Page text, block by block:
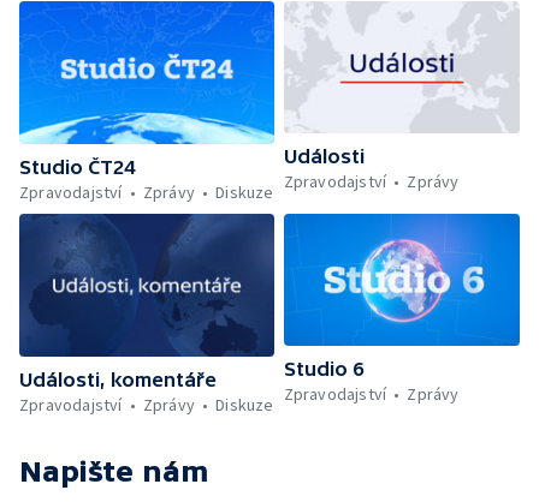
Studio ČT24
Zpravodajství
Zprávy Diskuze
Události
Zpravodajství
Zprávy
Události, komentáře
Zpravodajství
Zprávy Diskuze
Studio 6
Zpravodajství
Zprávy
Napište nám